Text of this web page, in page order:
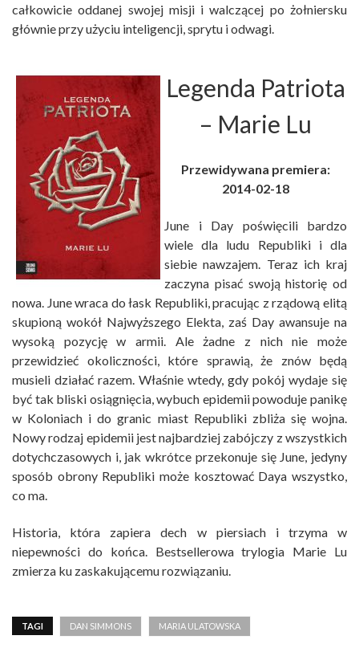
całkowicie oddanej swojej misji i walczącej po żołniersku
głównie przy użyciu inteligencji, sprytu i odwagi.
Legenda Patriota
– Marie Lu
Przewidywana premiera:
2014-02-18
June i Day poświęcili bardzo
wiele dla ludu Republiki i dla
siebie nawzajem. Teraz ich kraj
zaczyna pisać swoją historię od
nowa. June wraca do łask Republiki, pracując z rządową elitą
skupioną wokół Najwyższego Elekta, zaś Day awansuje na
wysoką pozycję w armii. Ale żadne z nich nie może
przewidzieć okoliczności, które sprawią, że znów będą
musieli działać razem. Właśnie wtedy, gdy pokój wydaje się
być tak bliski osiągnięcia, wybuch epidemii powoduje panikę
w Koloniach i do granic miast Republiki zbliża się wojna.
Nowy rodzaj epidemii jest najbardziej zabójczy z wszystkich
dotychczasowych i, jak wkrótce przekonuje się June, jedyny
sposób obrony Republiki może kosztować Daya wszystko,
co ma.
Historia, która zapiera dech w piersiach i trzyma w
niepewności do końca. Bestsellerowa trylogia Marie Lu
zmierza ku zaskakującemu rozwiązaniu.
TAGI DAN SIMMONS MARIA ULATOWSKA